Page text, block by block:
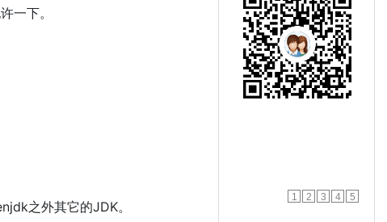
一下。
之外其它的JDK。
1 2 3 4 5